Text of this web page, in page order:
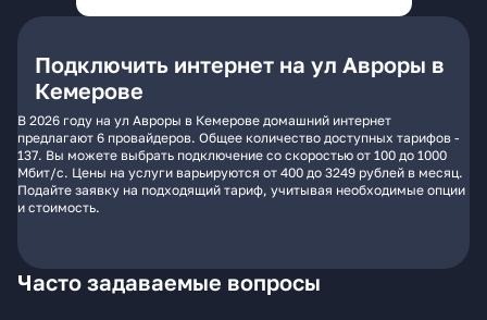
Подключить интернет на ул Авроры в
Кемерове
В 2026 году на ул Авроры в Кемерове домашний интернет
предлагают 6 провайдеров. Общее количество доступных тарифов -
137. Вы можете выбрать подключение со скоростью от 100 до 1000
Мбит/с. Цены на услуги варьируются от 400 до 3249 рублей в месяц.
Подайте заявку на подходящий тариф, учитывая необходимые опции
и стоимость.
Часто задаваемые вопросы